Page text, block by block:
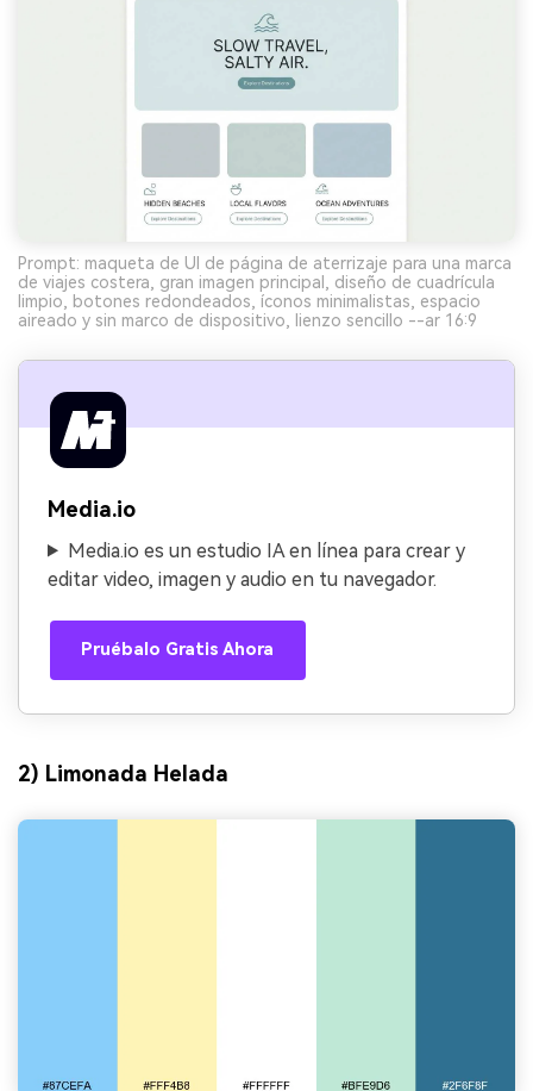
Prompt: maqueta de UI de página de aterrizaje para una marca
de viajes costera, gran imagen principal, diseño de cuadrícula
limpio, botones redondeados, íconos minimalistas, espacio
aireado y sin marco de dispositivo, lienzo sencillo --ar 16:9
Media.io
Media.io es un estudio IA en línea para crear y
editar video, imagen y audio en tu navegador.
Pruébalo Gratis Ahora
2) Limonada Helada